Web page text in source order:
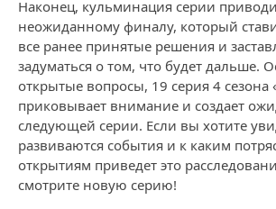
Наконец, кульминация серии
неожиданному финалу, который
все ранее принятые решения и
задуматься о том, что будет дальше.
открытые вопросы, 19 серия 4 сезона
приковывает внимание и создает
следующей серии. Если вы хотите
развиваются события и к каким
открытиям приведет это
смотрите новую серию!